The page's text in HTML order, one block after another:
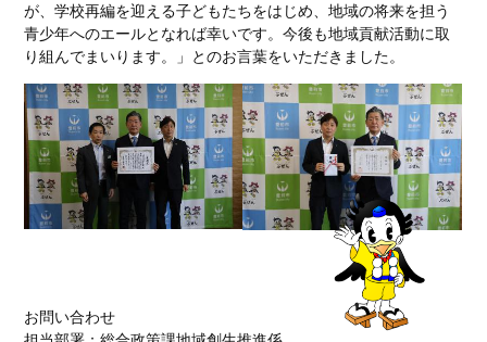
が、学校再編を迎える子どもたちをはじめ、地域の将来を担う
青少年へのエールとなれば幸いです。今後も地域貢献活動に取
り組んでまいります。」とのお言葉をいただきました。
お問い合わせ